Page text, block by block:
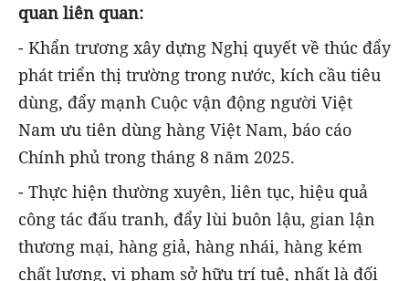
quan liên quan:
- Khẩn trương xây dựng Nghị quyết về thúc đẩy
phát triển thị trường trong nước, kích cầu tiêu
dùng, đẩy mạnh Cuộc vận động người Việt
Nam ưu tiên dùng hàng Việt Nam, báo cáo
Chính phủ trong tháng 8 năm 2025.
- Thực hiện thường xuyên, liên tục, hiệu quả
công tác đấu tranh, đẩy lùi buôn lậu, gian lận
thương mại, hàng giả, hàng nhái, hàng kém
chất lượng, vi phạm sở hữu trí tuệ, nhất là đối